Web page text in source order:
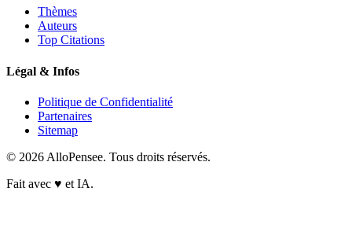
Thèmes
Auteurs
Top Citations
Légal & Infos
Politique de Confidentialité
Partenaires
Sitemap
© 2026 AlloPensee. Tous droits réservés.
Fait avec ♥ et IA.